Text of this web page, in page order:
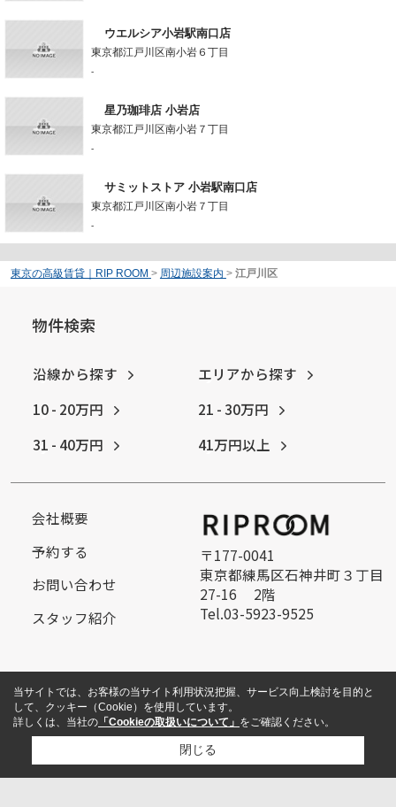
ウエルシア小岩駅南口店
東京都江戸川区南小岩６丁目
-
星乃珈琲店 小岩店
東京都江戸川区南小岩７丁目
-
サミットストア 小岩駅南口店
東京都江戸川区南小岩７丁目
-
東京の高級賃貸｜RIP ROOM > 周辺施設案内 > 江戸川区
物件検索
沿線から探す
エリアから探す
10 - 20万円
21 - 30万円
31 - 40万円
41万円以上
会社概要
予約する
お問い合わせ
スタッフ紹介
〒177-0041
東京都練馬区石神井町３丁目
27-16 2階
Tel.03-5923-9525
当サイトでは、お客様の当サイト利用状況把握、サービス向上検討を目的と
して、クッキー（Cookie）を使用しています。
詳しくは、当社の 「Cookieの取扱いについて」 をご確認ください。
閉じる